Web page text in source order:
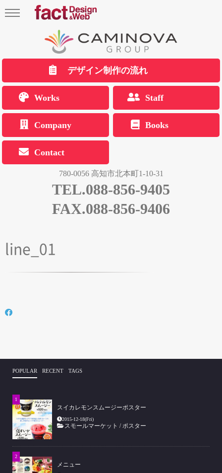
デザイン制作の流れ
Works Staff
Company Books
Contact
780-0056 高知市北本町1-10-31
TEL.088-856-9405
FAX.088-856-9406
line_01
POPULAR RECENT TAGS
スイカレモンスムージーポスター
2015-12-18(Fri)
スモールマーケット /ポスター
メニュー